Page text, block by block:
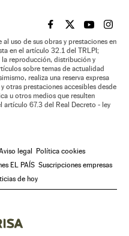
EL PAÍS BRASIL EN
EL PAÍSEL PAÍS
EL
uso de sus obras y prestaciones en
en el artículo 32.1 del TRLPI;
la reproducción, distribución y
sobre temas de actualidad
realiza una reserva expresa
otras prestaciones accesibles desde
u otros medios que resulten
67.3 del Real Decreto - ley
legal Política cookies
EL PAÍS Suscripciones empresas
de hoy